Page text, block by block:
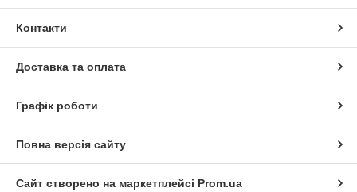
Контакти
Доставка та оплата
Графік роботи
Повна версія сайту
Сайт створено на маркетплейсі Prom.ua